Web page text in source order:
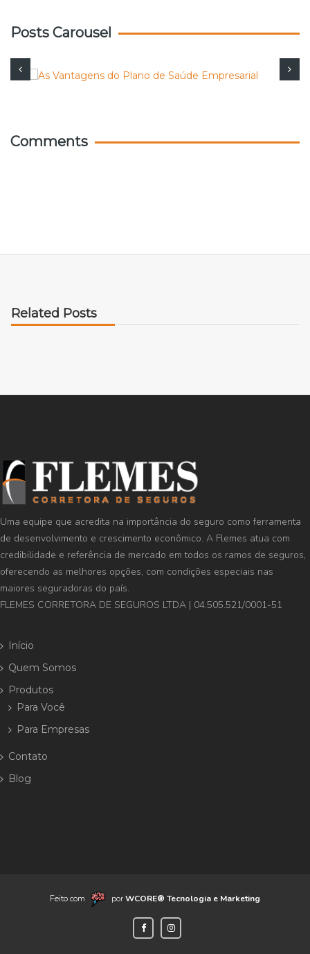
Posts Carousel
Comments
Related Posts
Uma equipe que acredita na importância do seguro como ferramenta
de desenvolvimento e crescimento econômico. A Flemes atua com
credibilidade e referência de mercado em todos os ramos de seguros,
oferecendo as melhores opções, com condições especiais nas
maiores seguradoras do país.
FLEMES CORRETORA DE SEGUROS LTDA | 04.505.521/0001-51
Início
Quem Somos
Produtos
Para Você
Para Empresas
Contato
Blog
Feito com porWCORE® Tecnologia e Marketing